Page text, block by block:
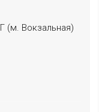
(м. Вокзальная)